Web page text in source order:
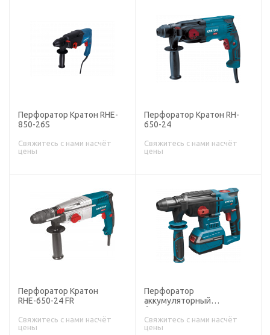
Перфоратор Кратон RHE-
850-26S
Свяжитесь с нами насчёт
цены
Перфоратор Кратон RH-
650-24
Свяжитесь с нами насчёт
цены
Перфоратор Кратон
RHЕ-650-24 FR
Свяжитесь с нами насчёт
цены
Перфоратор
аккумуляторный
BRH18DC26-OFA SET (АКБ
4,0А•ч; ЗУ + кейс)
Свяжитесь с нами насчёт
цены